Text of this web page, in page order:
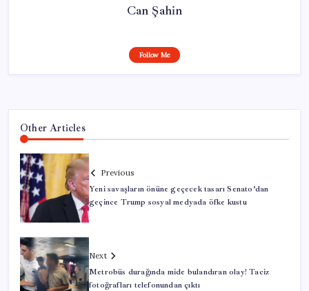
Can Şahin
Follow Me
Other Articles
Previous
Yeni savaşların önüne geçecek tasarı Senato’dan
geçince Trump sosyal medyada öfke kustu
Next
Metrobüs durağında mide bulandıran olay! Taciz
fotoğrafları telefonundan çıktı